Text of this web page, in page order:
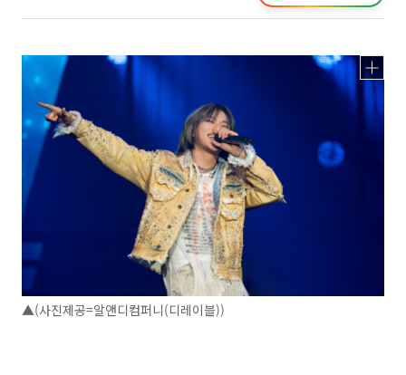
▲(사진제공=알앤디컴퍼니(디레이블))